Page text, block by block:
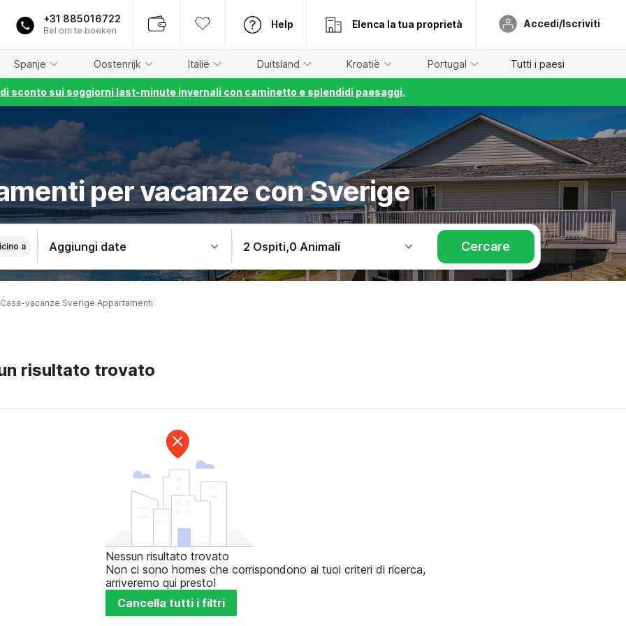
+31 885016722
Bel om te boeken
Help Elenca la tua proprietà Accedi/Iscriviti
Spanje Oostenrijk Italië Duitsland Kroatië Portugal Tutti i paesi
sconto sui soggiorni last-minute invernali con caminetto e splendidi paesaggi.
per vacanze con Sverige
a Aggiungi date 2 Ospiti,0 Animali Cercare
Casa-vacanze Sverige Appartamenti
risultato trovato
Nessun risultato trovato
Non ci sono homes che corrispondono ai tuoi criteri di ricerca,
arriveremo qui presto!
Cancella tutti i filtri